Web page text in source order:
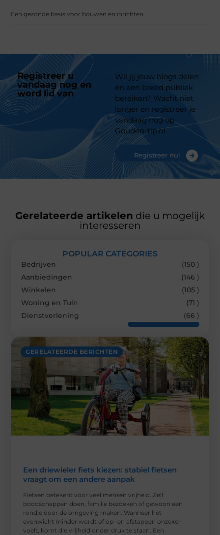
Een gezonde basis voor bouwen en inrichten
Registreer u
vandaag nog en
word lid van
platform
Wil jij jouw blogs delen
en een breed publiek
bereiken? Wacht niet
langer en registreer je
vandaag nog op
Gouden-tip.nl
Registreer nu!
Gerelateerde artikelen die u mogelijk
interesseren
GERELATEERDE BERICHTEN
Een driewieler fiets kiezen: stabiel fietsen
vraagt om een andere aanpak
Fietsen betekent voor veel mensen vrijheid. Zelf
boodschappen doen, familie bezoeken of gewoon een
rondje door de omgeving maken. Wanneer het
evenwicht minder wordt of op- en afstappen onzeker
voelt, komt die vrijheid onder druk te staan. Een
POPULAR CATEGORIES
Bedrijven
(150 )
Aanbiedingen
(146 )
Winkelen
(105 )
Woning en Tuin
(71 )
Dienstverlening
(66 )